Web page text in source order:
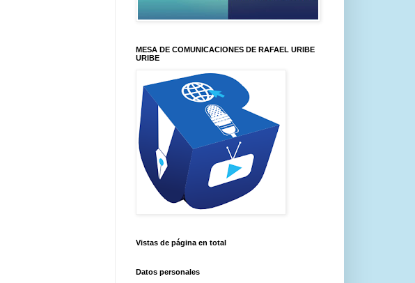
MESA DE COMUNICACIONES DE RAFAEL URIBE
URIBE
Vistas de página en total
Datos personales